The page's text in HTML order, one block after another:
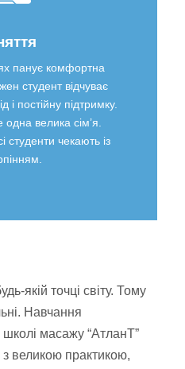
панує комфортна
студент відчуває
і постійну підтримку.
велика сім’я.
студенти чекають із
якій точці світу. Тому
Навчання
масажу “АтланТ”
великою практикою,